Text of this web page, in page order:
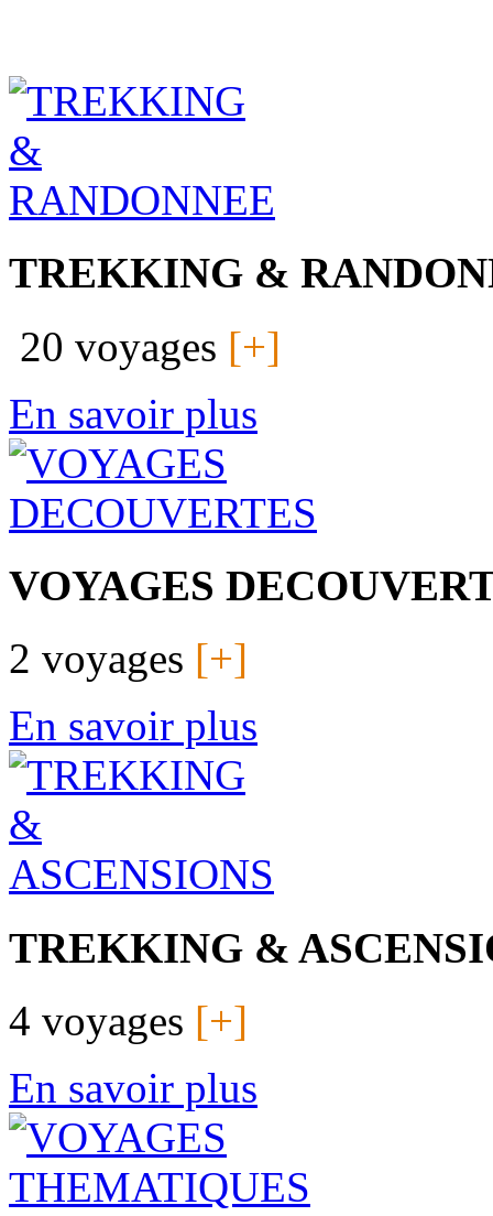
TREKKING &
20 voyages [+]
En savoir plus
VOYAGES
2 voyages [+]
En savoir plus
TREKKING &
4 voyages [+]
En savoir plus